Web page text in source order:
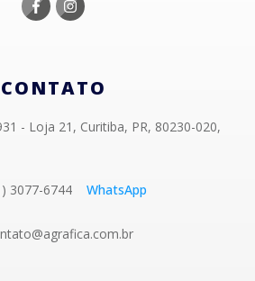
CONTATO
- Loja 21, Curitiba, PR, 80230-020,
3077-6744 WhatsApp